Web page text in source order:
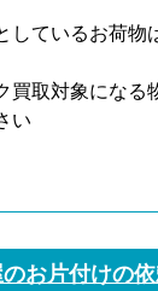
しているお荷物
買取対象になる
い
お片付けの